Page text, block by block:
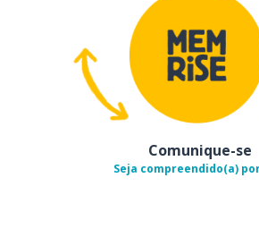
Comunique-se
Seja compreendido(a)